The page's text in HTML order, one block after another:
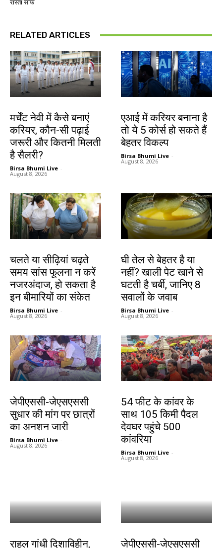
रास्ता साफ
RELATED ARTICLES
मर्चेंट नेवी में कैसे बनाएं
करियर, कौन-सी पढ़ाई
जरूरी और कितनी मिलती
है सैलरी?
Birsa Bhumi Live -
August 8, 2026
एआई में करियर बनाना है
तो ये 5 कोर्स हो सकते हैं
बेहतर विकल्प
Birsa Bhumi Live -
August 8, 2026
चलते या सीढ़ियां चढ़ते
समय सांस फूलना न करें
नजरअंदाज, हो सकता है
इन बीमारियों का संकेत
Birsa Bhumi Live -
August 8, 2026
घी तेल से बेहतर है या
नहीं? खाली पेट खाने से
घटती है चर्बी, जानिए 8
सवालों के जवाब
Birsa Bhumi Live -
August 8, 2026
जेपीएससी-जेएसएससी
सुधार की मांग पर छात्रों
का अनशन जारी
Birsa Bhumi Live -
August 8, 2026
54 फीट के कांवर के
साथ 105 किमी पैदल
देवघर पहुंचे 500
कांवरिया
Birsa Bhumi Live -
August 8, 2026
राहुल गांधी दिशाविहीन,
जेपीएससी-जेएसएससी